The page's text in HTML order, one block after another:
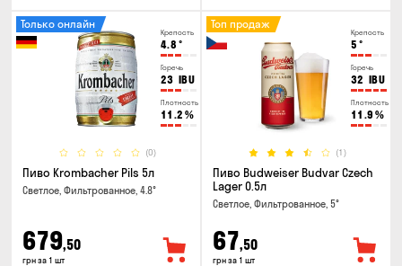
Крепость
4.8 °
Горечь
23 IBU
Плотность
11.2 %
(0)
Только онлайн
Пиво Krombacher Pils 5л
Светлое, Фильтрованное, 4.8°
679,50
грн за 1 шт
Крепость
5 °
Горечь
32 IBU
Плотность
11.9 %
(1)
Топ продаж
Пиво Budweiser Budvar Czech
Lager 0.5л
Светлое, Фильтрованное, 5°
67,50
грн за 1 шт